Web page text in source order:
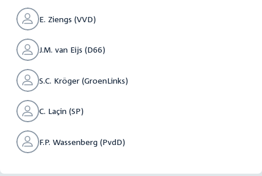
E. Ziengs (VVD)
J.M. van Eijs (D66)
S.C. Kröger (GroenLinks)
C. Laçin (SP)
F.P. Wassenberg (PvdD)